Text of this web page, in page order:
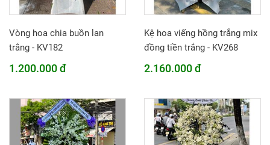
Vòng hoa chia buồn lan
trắng - KV182
1.200.000 đ
Kệ hoa viếng hồng trắng mix
đồng tiền trắng - KV268
2.160.000 đ